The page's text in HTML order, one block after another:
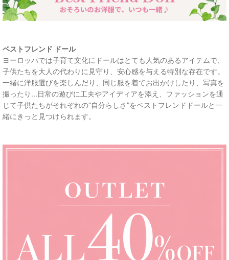
ベストフレンド ドール
ヨーロッパでは子育て文化にドールはとても人気のあるアイテムで、
子供たちを大人の代わりに見守り、安心感を与える特別な存在です。
一緒に洋服選びを楽しんだり、同じ服を着てお出かけしたり、写真を
撮ったり...日常の遊びに工夫やアイディアを添え、ファッションを通
じて子供たちがそれぞれの“自分らしさ”をベストフレンドドールと一
緒にきっと見つけられます。